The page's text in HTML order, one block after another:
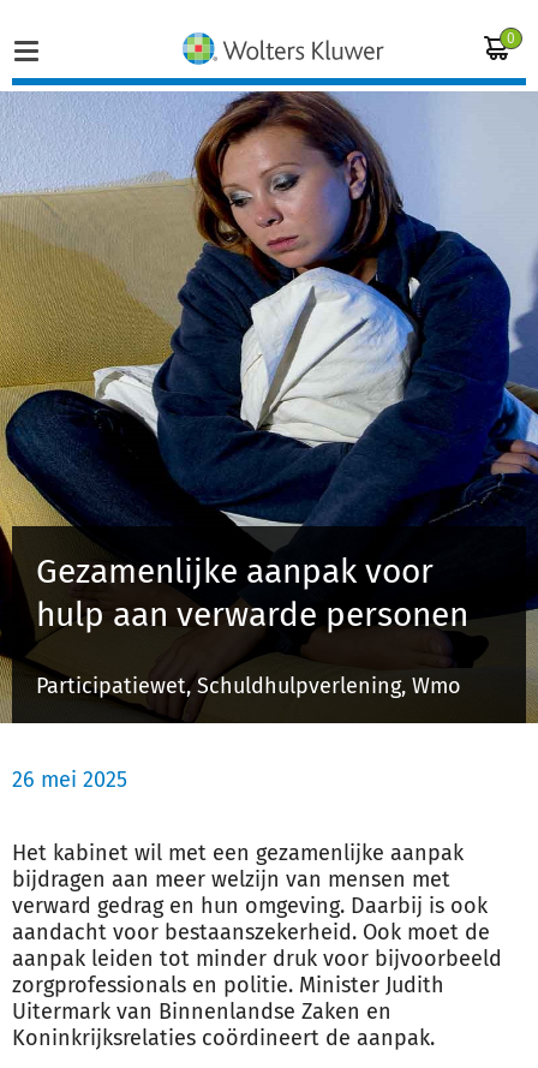
0
Home
Vakgebieden
Actueel
Producten
Opleidingen
Juridisch advies
Inloggen op de kennisbank
Inloggen
Registreren
Gezamenlijke aanpak voor
hulp aan verwarde personen
Participatiewet, Schuldhulpverlening, Wmo
26 mei 2025
Het kabinet wil met een gezamenlijke aanpak
bijdragen aan meer welzijn van mensen met
verward gedrag en hun omgeving. Daarbij is ook
aandacht voor bestaanszekerheid. Ook moet de
aanpak leiden tot minder druk voor bijvoorbeeld
zorgprofessionals en politie. Minister Judith
Uitermark van Binnenlandse Zaken en
Koninkrijksrelaties coördineert de aanpak.